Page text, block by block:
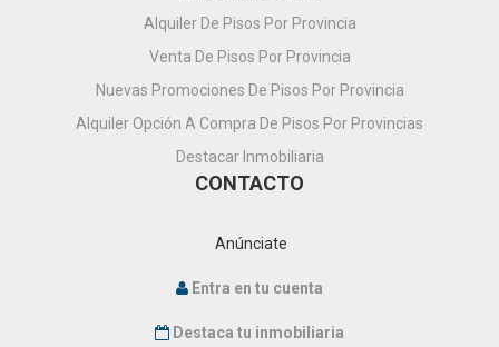
Alquiler De Pisos Por Provincia
Venta De Pisos Por Provincia
Nuevas Promociones De Pisos Por Provincia
Alquiler Opción A Compra De Pisos Por Provincias
Destacar Inmobiliaria
CONTACTO
Anúnciate
Entra en tu cuenta
Destaca tu inmobiliaria